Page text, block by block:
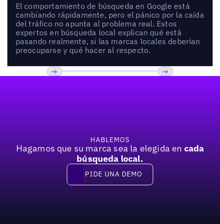
El comportamiento de búsqueda en Google está
cambiando rápidamente, pero el pánico por la caída
del tráfico no apunta al problema real. Estos
expertos en búsqueda local explican qué está
pasando realmente, si las marcas locales deberían
preocuparse y qué hacer al respecto.
HABLEMOS
Hagamos que su marca sea la elegida en cada
búsqueda local.
Pide una demo
PIDE UNA DEMO